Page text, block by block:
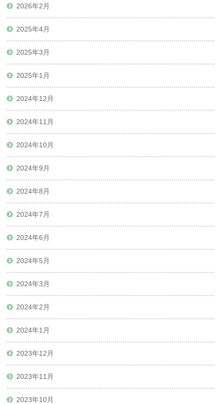
2026年2月
2025年4月
2025年3月
2025年1月
2024年12月
2024年11月
2024年10月
2024年9月
2024年8月
2024年7月
2024年6月
2024年5月
2024年3月
2024年2月
2024年1月
2023年12月
2023年11月
2023年10月